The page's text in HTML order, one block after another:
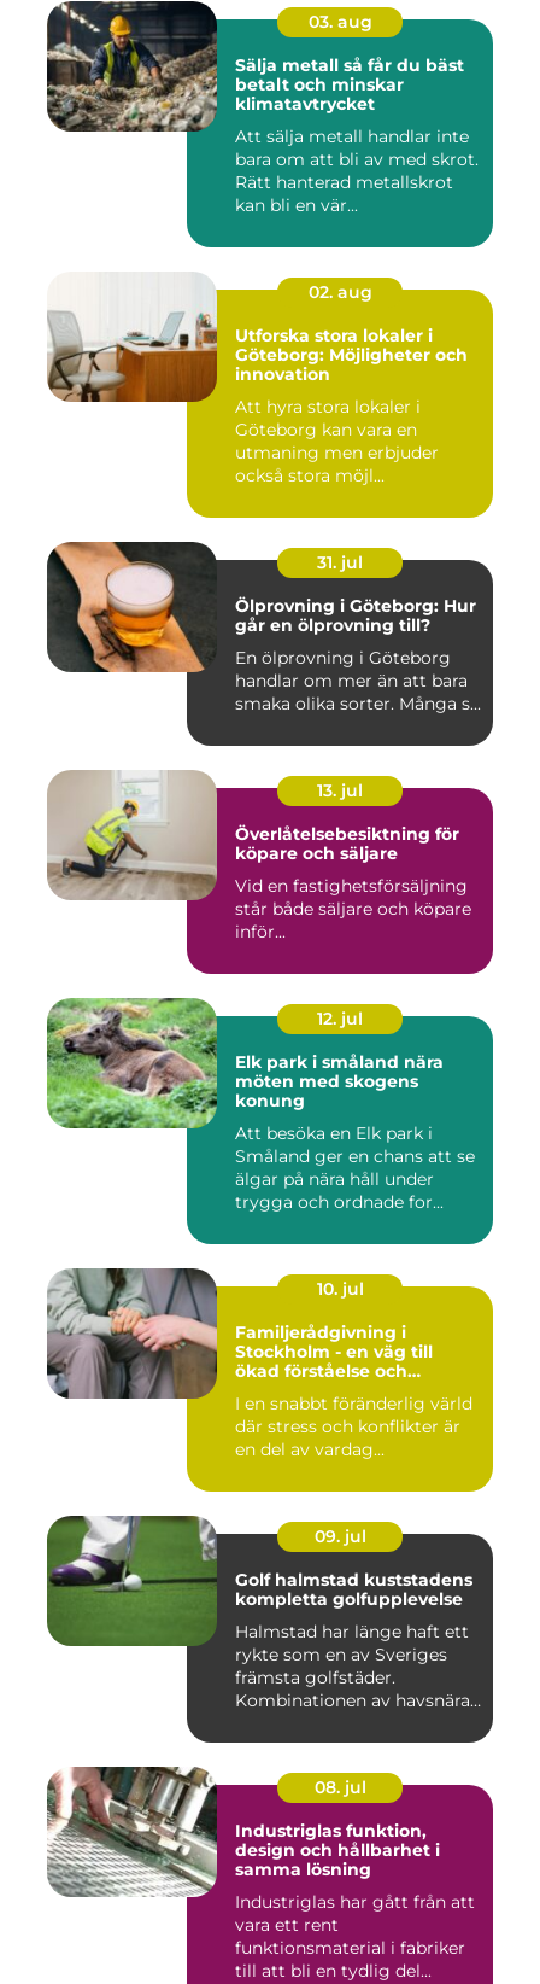
03. aug
Sälja metall så får du bäst
betalt och minskar
klimatavtrycket
Att sälja metall handlar inte
bara om att bli av med skrot.
Rätt hanterad metallskrot
kan bli en vär...
02. aug
Utforska stora lokaler i
Göteborg: Möjligheter och
innovation
Att hyra stora lokaler i
Göteborg kan vara en
utmaning men erbjuder
också stora möjl...
31. jul
Ölprovning i Göteborg: Hur
går en ölprovning till?
En ölprovning i Göteborg
handlar om mer än att bara
smaka olika sorter. Många s...
13. jul
Överlåtelsebesiktning för
köpare och säljare
Vid en fastighetsförsäljning
står både säljare och köpare
inför...
12. jul
Elk park i småland nära
möten med skogens
konung
Att besöka en Elk park i
Småland ger en chans att se
älgar på nära håll under
trygga och ordnade for...
10. jul
Familjerådgivning i
Stockholm - en väg till
ökad förståelse och
I en snabbt föränderlig värld
där stress och konflikter är
en del av vardag...
09. jul
Golf halmstad kuststadens
kompletta golfupplevelse
Halmstad har länge haft ett
rykte som en av Sveriges
främsta golfstäder.
Kombinationen av havsnära
08. jul
Industriglas funktion,
design och hållbarhet i
samma lösning
Industriglas har gått från att
vara ett rent
funktionsmaterial i fabriker
till att bli en tydlig del...